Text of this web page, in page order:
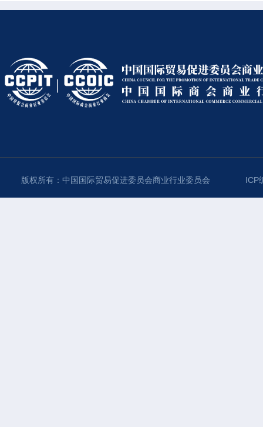
版权所有：中国国际贸易促进委员会商业行业委员会 ICP